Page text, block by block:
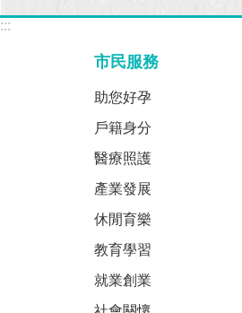
:::
市民服務
助您好孕
戶籍身分
醫療照護
產業發展
休閒育樂
教育學習
就業創業